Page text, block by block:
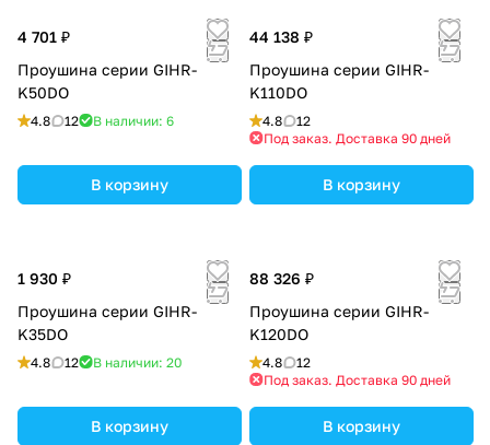
4 701 ₽
Проушина серии GIHR-
K50DO
4.8 12 В наличии: 6
В корзину
44 138 ₽
Проушина серии GIHR-
K110DO
4.8
12
Под заказ. Доставка 90 дней
В корзину
1 930 ₽
Проушина серии GIHR-
K35DO
4.8 12 В наличии: 20
В корзину
88 326 ₽
Проушина серии GIHR-
K120DO
4.8
12
Под заказ. Доставка 90 дней
В корзину